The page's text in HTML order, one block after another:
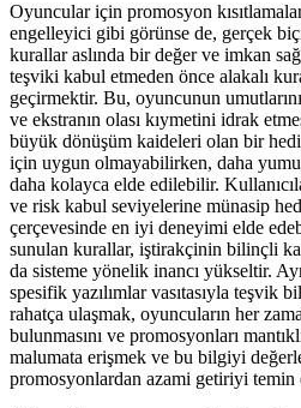
Oyuncular için promosyon
engelleyici gibi görünse de, gerçek
kurallar aslında bir değer ve imkan
teşviki kabul etmeden önce alakalı
geçirmektir. Bu, oyuncunun
ve ekstranın olası kıymetini idrak
büyük dönüşüm kaideleri olan bir
için uygun olmayabilirken, daha
daha kolayca elde edilebilir.
ve risk kabul seviyelerine münasip
çerçevesinde en iyi deneyimi elde
sunulan kurallar, iştirakçinin bilinçli
da sisteme yönelik inancı yükseltir.
spesifik yazılımlar vasıtasıyla teşvik
rahatça ulaşmak, oyuncuların her
bulunmasını ve promosyonları
malumata erişmek ve bu bilgiyi
promosyonlardan azami getiriyi